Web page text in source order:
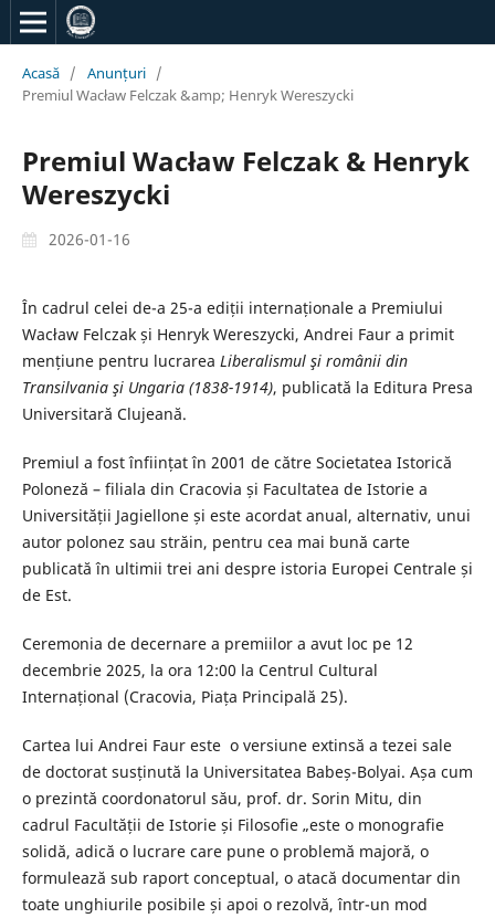
Acasă / Anunțuri /
Premiul Wacław Felczak &amp; Henryk Wereszycki
Premiul Wacław Felczak & Henryk
Wereszycki
2026-01-16
În cadrul celei de-a 25-a ediții internaționale a Premiului
Wacław Felczak și Henryk Wereszycki, Andrei Faur a primit
mențiune pentru lucrarea Liberalismul şi românii din
Transilvania şi Ungaria (1838-1914), publicată la Editura Presa
Universitară Clujeană.
Premiul a fost înființat în 2001 de către Societatea Istorică
Poloneză – filiala din Cracovia și Facultatea de Istorie a
Universității Jagiellone și este acordat anual, alternativ, unui
autor polonez sau străin, pentru cea mai bună carte
publicată în ultimii trei ani despre istoria Europei Centrale și
de Est.
Ceremonia de decernare a premiilor a avut loc pe 12
decembrie 2025, la ora 12:00 la Centrul Cultural
Internațional (Cracovia, Piața Principală 25).
Cartea lui Andrei Faur este o versiune extinsă a tezei sale
de doctorat susținută la Universitatea Babeș-Bolyai. Așa cum
o prezintă coordonatorul său, prof. dr. Sorin Mitu, din
cadrul Facultății de Istorie și Filosofie „este o monografie
solidă, adică o lucrare care pune o problemă majoră, o
formulează sub raport conceptual, o atacă documentar din
toate unghiurile posibile și apoi o rezolvă, într-un mod